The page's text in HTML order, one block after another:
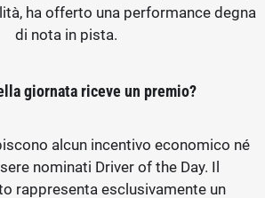
ha offerto una performance degna
di nota in pista.
giornata riceve un premio?
alcun incentivo economico né
nominati Driver of the Day. Il
rappresenta esclusivamente un